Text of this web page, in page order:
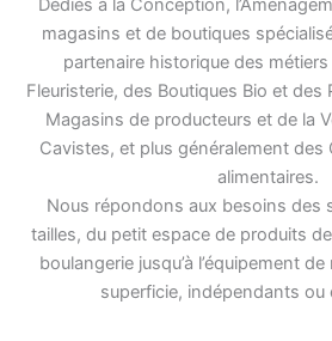
Dédiés à la Conception,
magasins et de boutiques
partenaire historique des
Fleuristerie, des Boutiques Bio et des
Magasins de producteurs et de la
Cavistes, et plus généralement
alimentaires.
Nous répondons aux besoins des
tailles, du petit espace de produits
boulangerie jusqu’à l’équipement
superficie, indépendants ou